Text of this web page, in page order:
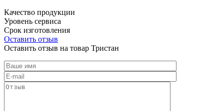
Качество продукции
Уровень сервиса
Срок изготовления
Оставить отзыв
Оставить отзыв на товар Тристан